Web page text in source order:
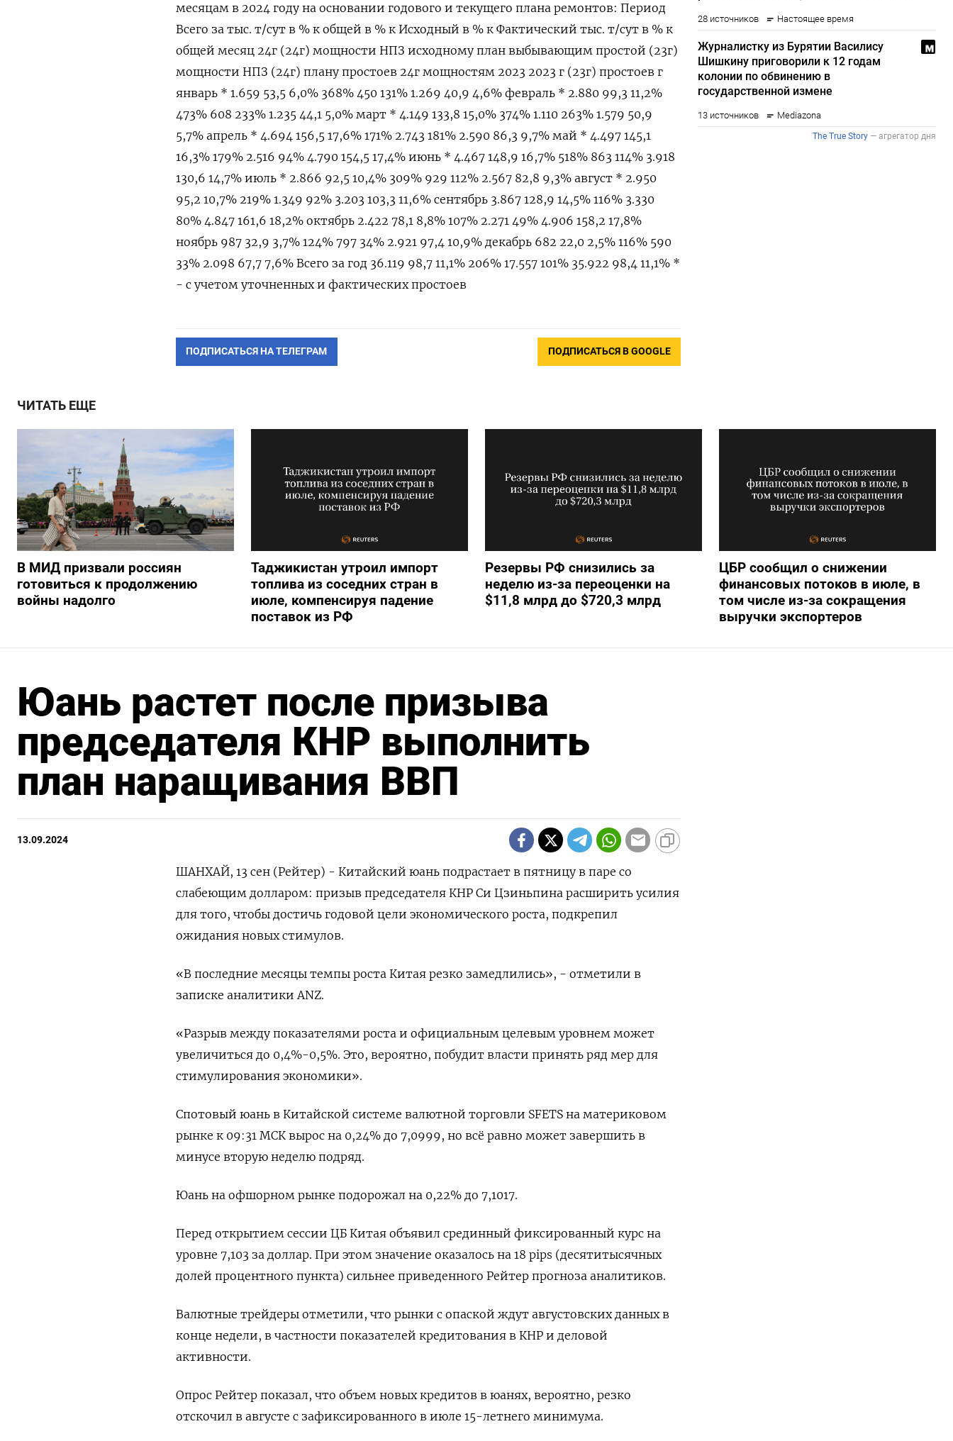
месяцам в 2024 году на основании годового и текущего плана ремонтов: Период
Всего за тыс. т/сут в % к общей в % к Исходный в % к Фактический тыс. т/сут в % к
общей месяц 24г (24г) мощности НПЗ исходному план выбывающим простой (23г)
мощности НПЗ (24г) плану простоев 24г мощностям 2023 2023 г (23г) простоев г
январь * 1.659 53,5 6,0% 368% 450 131% 1.269 40,9 4,6% февраль * 2.880 99,3 11,2%
473% 608 233% 1.235 44,1 5,0% март * 4.149 133,8 15,0% 374% 1.110 263% 1.579 50,9
5,7% апрель * 4.694 156,5 17,6% 171% 2.743 181% 2.590 86,3 9,7% май * 4.497 145,1
16,3% 179% 2.516 94% 4.790 154,5 17,4% июнь * 4.467 148,9 16,7% 518% 863 114% 3.918
130,6 14,7% июль * 2.866 92,5 10,4% 309% 929 112% 2.567 82,8 9,3% август * 2.950
95,2 10,7% 219% 1.349 92% 3.203 103,3 11,6% сентябрь 3.867 128,9 14,5% 116% 3.330
80% 4.847 161,6 18,2% октябрь 2.422 78,1 8,8% 107% 2.271 49% 4.906 158,2 17,8%
ноябрь 987 32,9 3,7% 124% 797 34% 2.921 97,4 10,9% декабрь 682 22,0 2,5% 116% 590
33% 2.098 67,7 7,6% Всего за год 36.119 98,7 11,1% 206% 17.557 101% 35.922 98,4 11,1% *
- с учетом уточненных и фактических простоев
ПОДПИСАТЬСЯ НА ТЕЛЕГРАМ ПОДПИСАТЬСЯ В GOOGLE
ЧИТАТЬ ЕЩЕ
В МИД призвали россиян
готовиться к продолжению
войны надолго
Таджикистан утроил импорт
топлива из соседних стран в
июле, компенсируя падение
поставок из РФ
Резервы РФ снизились за
неделю из-за переоценки на
$11,8 млрд до $720,3 млрд
ЦБР сообщил о снижении
финансовых потоков в июле, в
том числе из-за сокращения
выручки экспортеров
Юань растет после призыва
председателя КНР выполнить
план наращивания ВВП
13.09.2024
ШАНХАЙ, 13 сен (Рейтер) - Китайский юань подрастает в пятницу в паре со
слабеющим долларом: призыв председателя КНР Си Цзиньпина расширить усилия
для того, чтобы достичь годовой цели экономического роста, подкрепил
ожидания новых стимулов.
«В последние месяцы темпы роста Китая резко замедлились», - отметили в
записке аналитики ANZ.
«Разрыв между показателями роста и официальным целевым уровнем может
увеличиться до 0,4%-0,5%. Это, вероятно, побудит власти принять ряд мер для
стимулирования экономики».
Спотовый юань в Китайской системе валютной торговли SFETS на материковом
рынке к 09:31 МСК вырос на 0,24% до 7,0999, но всё равно может завершить в
минусе вторую неделю подряд.
Юань на офшорном рынке подорожал на 0,22% до 7,1017.
Перед открытием сессии ЦБ Китая объявил срединный фиксированный курс на
уровне 7,103 за доллар. При этом значение оказалось на 18 pips (десятитысячных
долей процентного пункта) сильнее приведенного Рейтер прогноза аналитиков.
Валютные трейдеры отметили, что рынки с опаской ждут августовских данных в
конце недели, в частности показателей кредитования в КНР и деловой
активности.
Опрос Рейтер показал, что объем новых кредитов в юанях, вероятно, резко
отскочил в августе с зафиксированного в июле 15-летнего минимума.